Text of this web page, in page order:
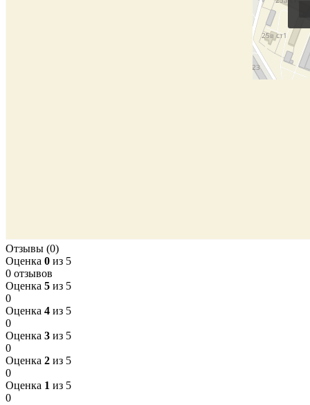
Отзывы (0)
Оценка 0 из 5
0 отзывов
Оценка 5 из 5
0
Оценка 4 из 5
0
Оценка 3 из 5
0
Оценка 2 из 5
0
Оценка 1 из 5
0